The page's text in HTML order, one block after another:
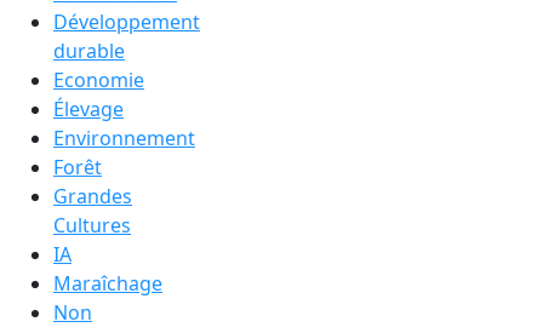
Développement
durable
Economie
Élevage
Environnement
Forêt
Grandes
Cultures
IA
Maraîchage
Non